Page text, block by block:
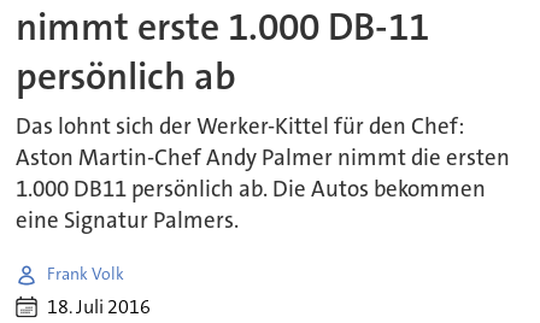
nimmt erste 1.000 DB-11
persönlich ab
Das lohnt sich der Werker-Kittel für den Chef:
Aston Martin-Chef Andy Palmer nimmt die ersten
1.000 DB11 persönlich ab. Die Autos bekommen
eine Signatur Palmers.
Frank Volk
18. Juli 2016